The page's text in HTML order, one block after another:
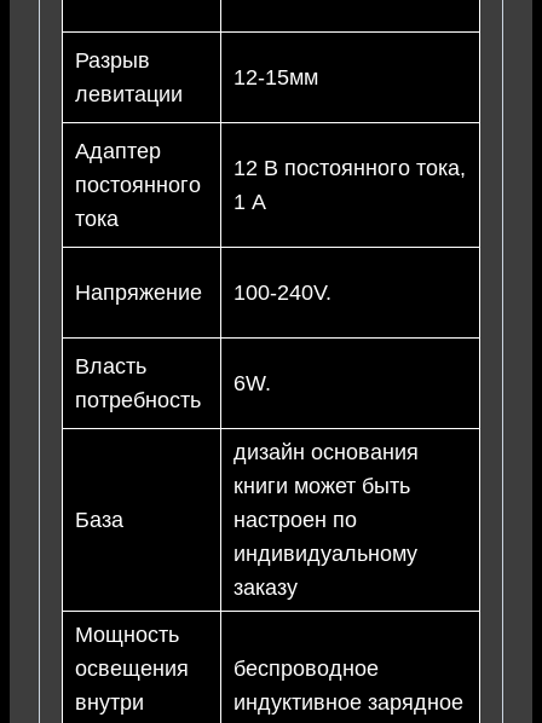
Разрыв
левитации
12-15мм
Адаптер
постоянного
тока
12 В постоянного тока,
1 А
Напряжение 100-240V.
Власть
потребность
6W.
База
дизайн основания
книги может быть
настроен по
индивидуальному
заказу
Мощность
освещения
внутри
беспроводное
индуктивное зарядное